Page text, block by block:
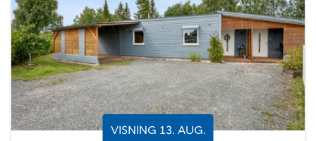
VISNING 13. AUG.